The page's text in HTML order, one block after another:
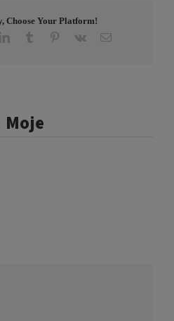
Choose Your Platform!
LinkedInTumblr Pinterest
Vk E-
Moje